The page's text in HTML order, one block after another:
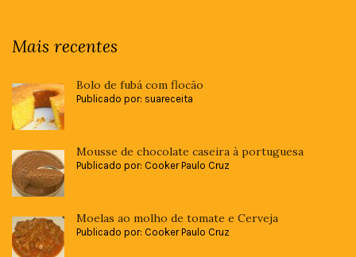
Mais recentes
Bolo de fubá com flocão
Publicado por: suareceita
Mousse de chocolate caseira à portuguesa
Publicado por: Cooker Paulo Cruz
Moelas ao molho de tomate e Cerveja
Publicado por: Cooker Paulo Cruz